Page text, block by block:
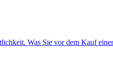
Was Sie vor dem Kauf